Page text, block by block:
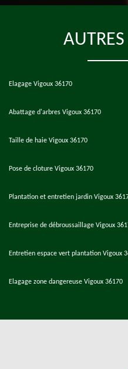
AUTRES
Elagage Vigoux 36170
Abattage d'arbres Vigoux 36170
Taille de haie Vigoux 36170
Pose de cloture Vigoux 36170
Plantation et entretien jardin Vigoux
Entreprise de débroussaillage Vigoux
Entretien espace vert plantation Vigoux
Elagage zone dangereuse Vigoux 36170